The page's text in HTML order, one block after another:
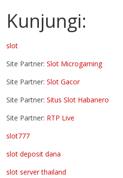
Kunjungi:
slot
Site Partner:Slot Microgaming
Site Partner:Slot Gacor
Site Partner:Situs Slot Habanero
Site Partner: RTP Live
slot777
slot deposit dana
slot server thailand